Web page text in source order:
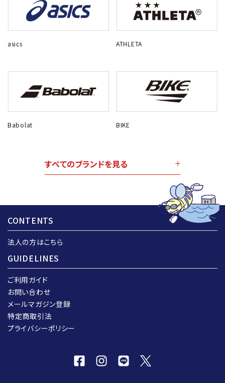
asics ATHLETA
Babolat BIKE
すべてのブランドを見る
CONTENTS
法人の方はこちら
GUIDELINES
ご利用ガイド
お問い合わせ
メールマガジン登録
特定商取引法
プライバシーポリシー